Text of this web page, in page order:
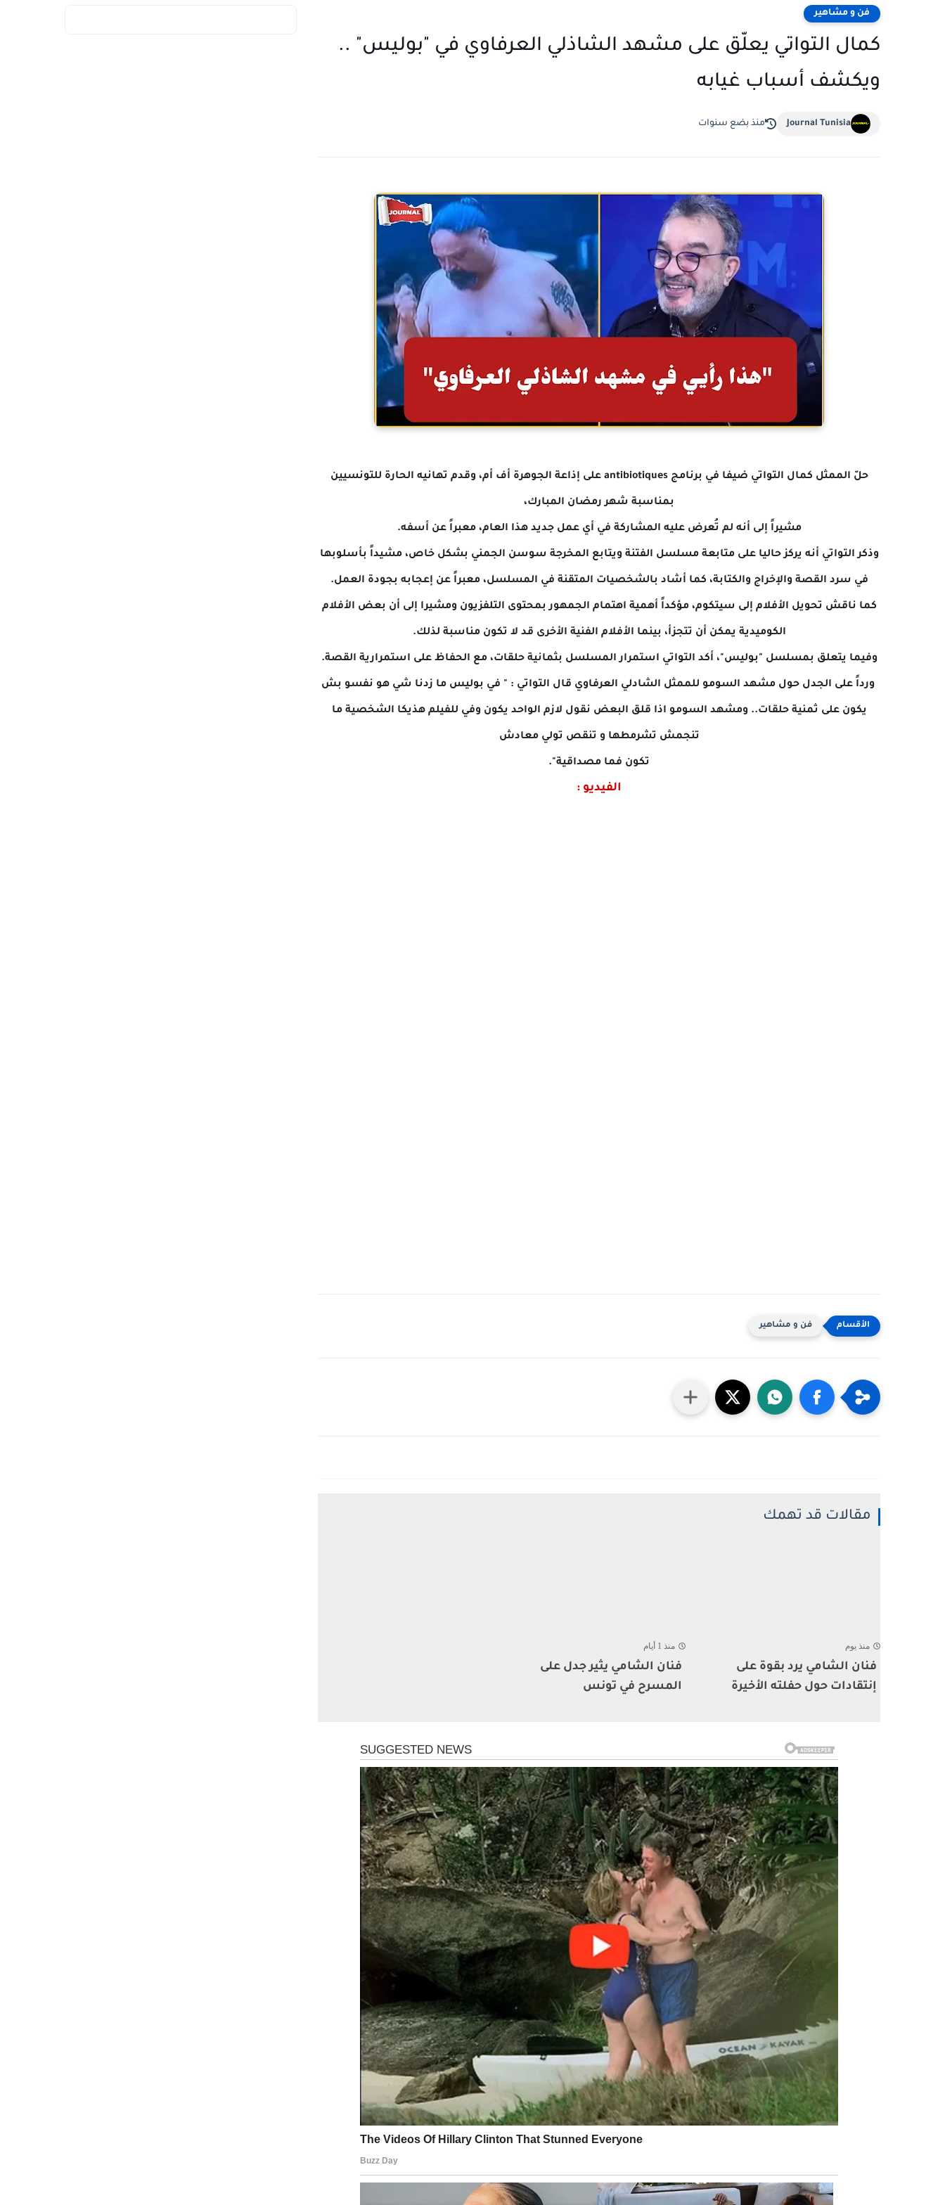
فن و مشاهير
كمال التواتي يعلّق على مشهد الشاذلي العرفاوي في "بوليس" ..
ويكشف أسباب غيابه
Journal Tunisia منذ بضع سنوات
حلّ الممثل كمال التواتي ضيفا في برنامج antibiotiques على إذاعة الجوهرة أف أم، وقدم تهانيه الحارة للتونسيين
بمناسبة شهر رمضان المبارك،
مشيراً إلى أنه لم تُعرض عليه المشاركة في أي عمل جديدهذا العام، معبراً عن أسفه.
وذكر التواتي أنه يركز حاليا على متابعة مسلسل الفتنة ويتابع المخرجة سوسن الجمني بشكل خاص، مشيداً بأسلوبها
في سرد القصة والإخراج والكتابة، كما أشاد بالشخصيات المتقنة في المسلسل، معبراً عن إعجابه بجودة العمل.
كما ناقش تحويل الأفلام إلى سيتكوم، مؤكداً أهمية اهتمام الجمهور بمحتوى التلفزيون ومشيرا إلى أن بعض الأفلام
الكوميدية يمكن أن تتجزأ، بينما الأفلام الفنية الأخرى قد لا تكونمناسبة لذلك.
وفيما يتعلق بمسلسل "بوليس"، أكد التواتي استمرار المسلسل بثمانية حلقات، مع الحفاظ على استمرارية القصة.
ورداً على الجدل حولمشهد السومو للممثل الشادلي العرفاوي قال التواتي : " في بوليس ما زدنا شي هو نفسو بش
يكون على ثمنية حلقات.. ومشهد السومو اذا قلق البعض نقول لازم الواحد يكون وفي للفيلم هذيكا الشخصية ما
تنجمش تشرمطها و تنقص تولي معادش
تكون فما مصداقية".
الفيديو :
فن و مشاهير
مقالات قد تهمك
منذ يوم
فنان الشامي يرد بقوة على
إنتقادات حول حفلته الأخيرة
منذ 1 أيام
فنان الشامي يثير جدل على
المسرح في تونس